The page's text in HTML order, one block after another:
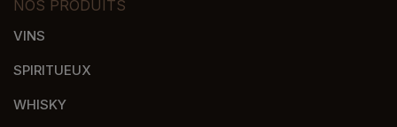
NOS PRODUITS
VINS
SPIRITUEUX
WHISKY